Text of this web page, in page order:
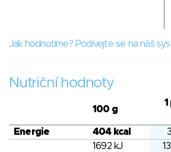
Jak hodnotíme? Podívejte se na náš
Nutriční hodnoty
100 g
Energie 404 kcal
1692 kJ